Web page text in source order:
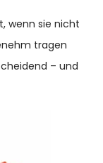
wenn sie nicht
tragen
– und